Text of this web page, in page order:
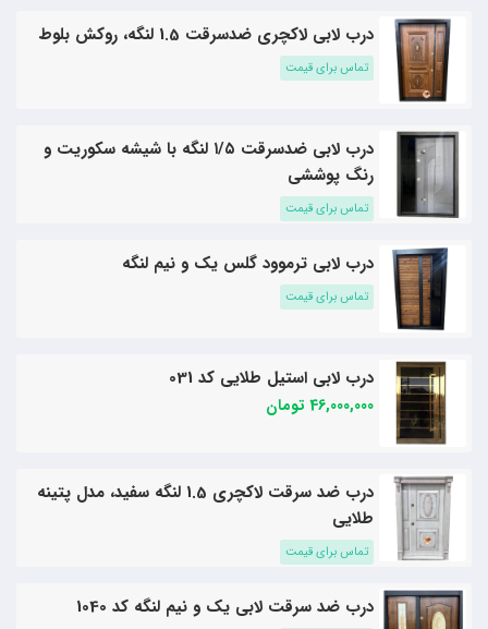
درب لابی لاکچری ضدسرقت 1.5 لنگه، روکش بلوط
تماس برای قیمت
درب لابی ضدسرقت ۱/۵ لنگه با شیشه سکوریت و
رنگ پوششی
تماس برای قیمت
درب لابی ترموود گلس یک و نیم لنگه
تماس برای قیمت
درب لابی استیل طلایی کد 031
46,000,000 تومان
درب ضد سرقت لاکچری 1.5 لنگه سفید، مدل پتینه
طلایی
تماس برای قیمت
درب ضد سرقت لابی یک و نیم لنگه کد 1040